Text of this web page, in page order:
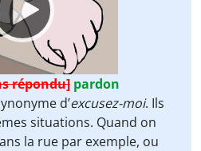
répondu] pardon
d’excusez-moi. Ils
situations. Quand on
la rue par exemple, ou